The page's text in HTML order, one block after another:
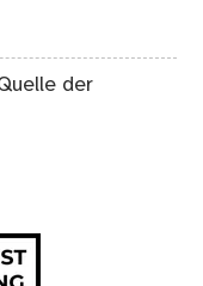
der